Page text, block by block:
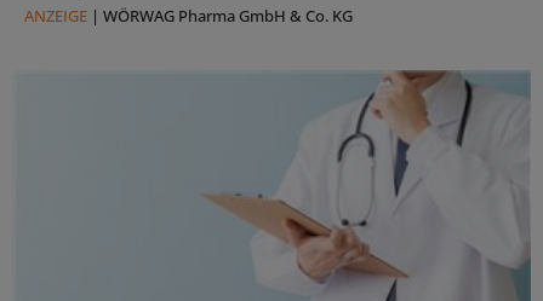
ANZEIGE | WÖRWAG Pharma GmbH & Co. KG